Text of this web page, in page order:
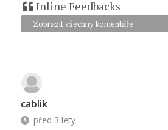
Inline Feedbacks
Zobrazit všechny komentáře
cablik
před 3 lety